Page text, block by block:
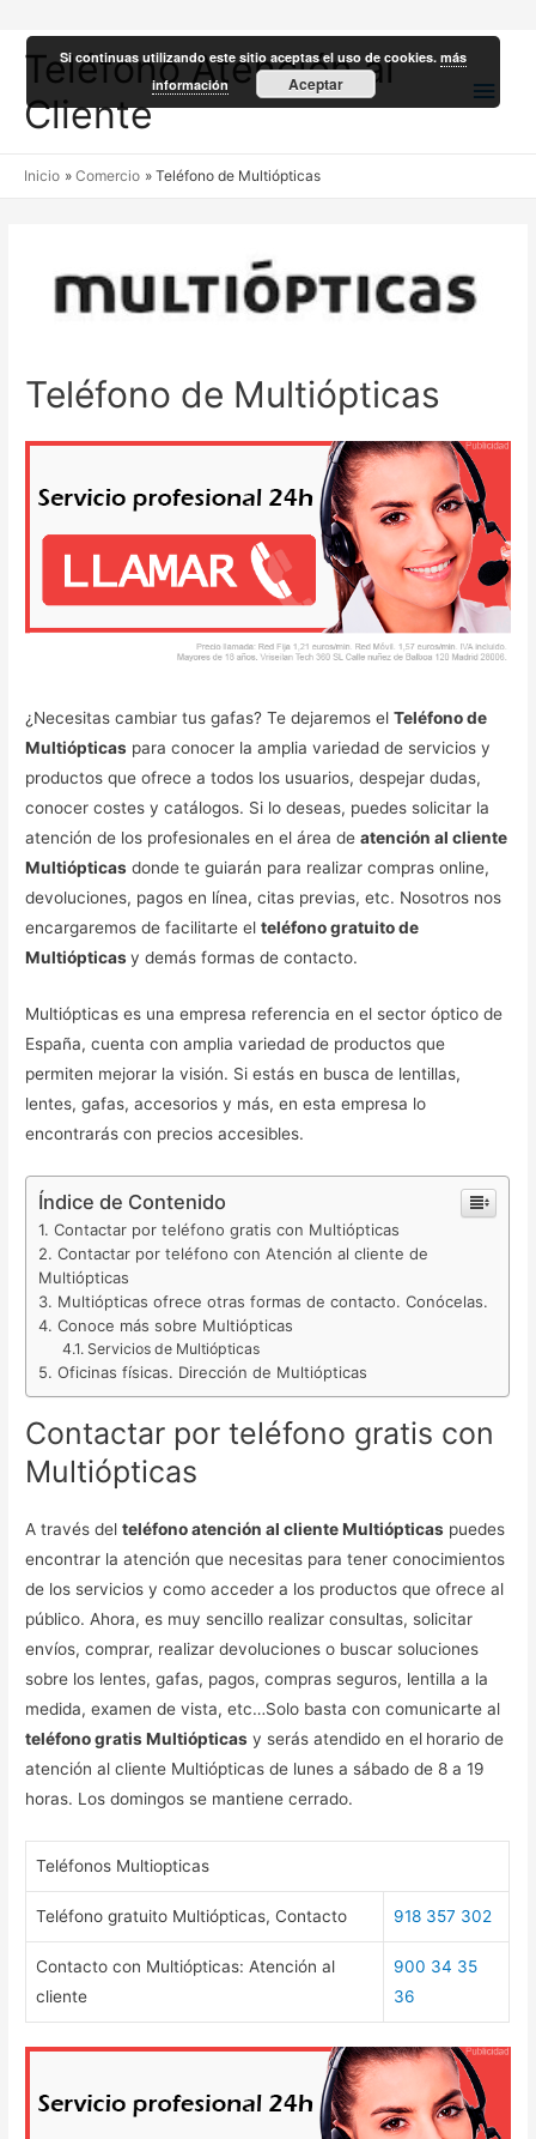
Teléfono Atención al
Cliente
Inicio Comercio Teléfono de Multiópticas
Teléfono de Multiópticas
¿Necesitas cambiar tus gafas? Te dejaremos elTeléfono de
Multiópticas para conocer la amplia variedad de servicios y
productos que ofrece a todos los usuarios, despejar dudas,
conocer costes y catálogos. Si lo deseas, puedes solicitar la
atención de los profesionales en el área deatención al cliente
Multiópticas donde te guiarán para realizar compras online,
devoluciones, pagos en línea, citas previas, etc. Nosotros nos
encargaremos de facilitarte elteléfono gratuito de
Multiópticasy demás formas de contacto.
Multiópticas es una empresa referencia en el sector óptico de
España, cuenta con amplia variedad de productos que
permiten mejorar la visión. Si estás en busca de lentillas,
lentes, gafas, accesorios y más, en esta empresa lo
encontrarás con precios accesibles.
Índice de Contenido
Contactar por teléfono gratis con Multiópticas
Contactar por teléfono con Atención al cliente de
Multiópticas
Multiópticas ofrece otras formas de contacto. Conócelas.
Conoce más sobre Multiópticas
Servicios de Multiópticas
Oficinas físicas. Dirección de Multiópticas
Contactar por teléfono gratis con
Multiópticas
A través delteléfono atención al cliente Multiópticas puedes
encontrar la atención que necesitas para tener conocimientos
de los servicios y como acceder a los productos que ofrece al
público. Ahora, es muy sencillo realizar consultas, solicitar
envíos, comprar, realizar devoluciones o buscar soluciones
sobre los lentes, gafas, pagos, compras seguros, lentilla a la
medida, examen de vista, etc…Solo basta con comunicarte al
teléfono gratis Multiópticas y serás atendido en el horario de
atención al cliente Multiópticas de lunes a sábado de 8 a 19
horas. Los domingos se mantiene cerrado.
Teléfonos Multiopticas
Teléfono gratuito Multiópticas, Contacto 918 357 302
Contacto con Multiópticas: Atención al
cliente
900 34 35
36
Si continuas utilizando este sitio aceptas el uso de cookies.más
información
Aceptar